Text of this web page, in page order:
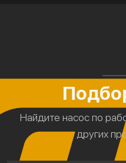
Найдите насос по
других